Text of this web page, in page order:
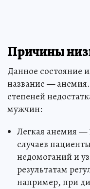
Причины
Данное состояние
название —
степеней
мужчин:
Легкая анемия —
случаев
недомоганий и
результатам
например, при